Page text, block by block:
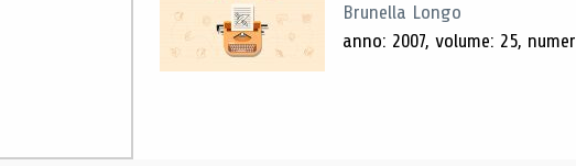
Brunella Longo
anno: 2007, volume: 25,